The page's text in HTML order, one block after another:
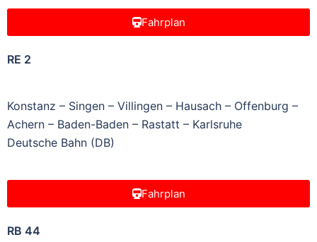
Fahrplan
RE 2
Konstanz – Singen – Villingen – Hausach – Offenburg –
Achern – Baden-Baden – Rastatt – Karlsruhe
Deutsche Bahn (DB)
Fahrplan
RB 44